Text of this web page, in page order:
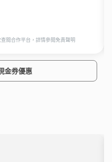
閱合作平台，詳情參閱免責聲明
金券優惠